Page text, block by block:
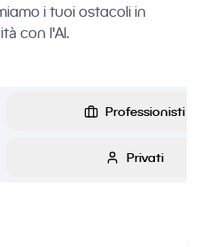
i tuoi ostacoli in
con l'AI.
Professionisti
Privati